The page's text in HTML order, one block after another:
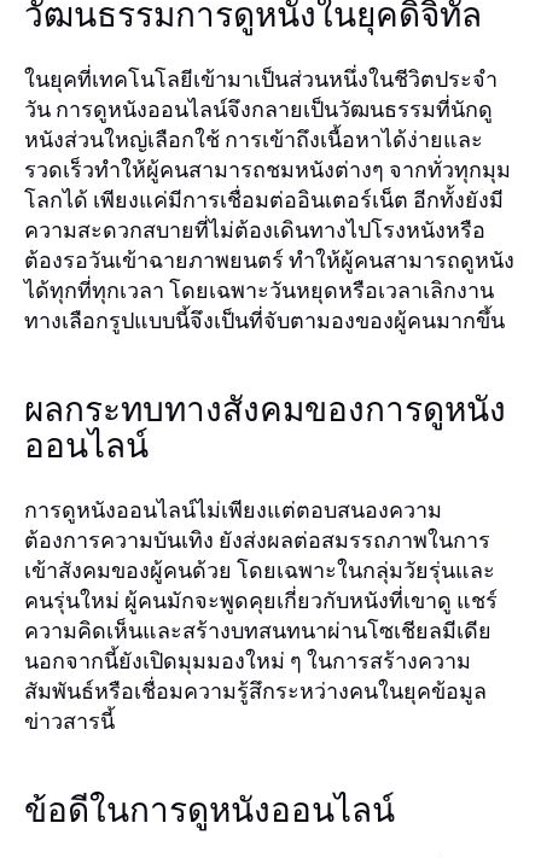
วัฒนธรรมการดูหนังในยุคดิจิทัล
ในยุคที่เทคโนโลยีเข้ามาเป็นส่วนหนึ่งในชีวิตประจำ
วัน การดูหนังออนไลน์จึงกลายเป็นวัฒนธรรมที่นักดู
หนังส่วนใหญ่เลือกใช้ การเข้าถึงเนื้อหาได้ง่ายและ
รวดเร็วทำให้ผู้คนสามารถชมหนังต่างๆ จากทั่วทุกมุม
โลกได้ เพียงแค่มีการเชื่อมต่ออินเตอร์เน็ต อีกทั้งยังมี
ความสะดวกสบายที่ไม่ต้องเดินทางไปโรงหนังหรือ
ต้องรอวันเข้าฉายภาพยนตร์ ทำให้ผู้คนสามารถดูหนัง
ได้ทุกที่ทุกเวลา โดยเฉพาะวันหยุดหรือเวลาเลิกงาน
ทางเลือกรูปแบบนี้จึงเป็นที่จับตามองของผู้คนมากขึ้น
ผลกระทบทางสังคมของการดูหนัง
ออนไลน์
การดูหนังออนไลน์ไม่เพียงแต่ตอบสนองความ
ต้องการความบันเทิง ยังส่งผลต่อสมรรถภาพในการ
เข้าสังคมของผู้คนด้วย โดยเฉพาะในกลุ่มวัยรุ่นและ
คนรุ่นใหม่ ผู้คนมักจะพูดคุยเกี่ยวกับหนังที่เขาดู แชร์
ความคิดเห็นและสร้างบทสนทนาผ่านโซเชียลมีเดีย
นอกจากนี้ยังเปิดมุมมองใหม่ ๆ ในการสร้างความ
สัมพันธ์หรือเชื่อมความรู้สึกระหว่างคนในยุคข้อมูล
ข่าวสารนี้
ข้อดีในการดูหนังออนไลน์